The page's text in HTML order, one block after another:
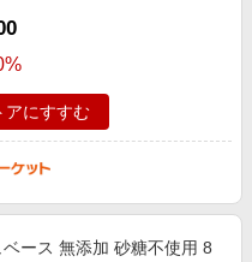
ギフト) おやつ お菓子 (
アにすすむ
ベース 無添加 砂糖不使用 8